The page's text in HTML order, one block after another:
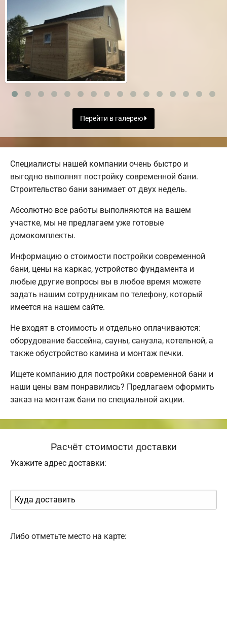
Перейти в галерею
Специалисты нашей компании очень быстро и
выгодно выполнят постройку современной бани.
Строительство бани занимает от двух недель.
Абсолютно все работы выполняются на вашем
участке, мы не предлагаем уже готовые
домокомплекты.
Информацию о стоимости постройки современной
бани, цены на каркас, устройство фундамента и
любые другие вопросы вы в любое время можете
задать нашим сотрудникам по телефону, который
имеется на нашем сайте.
Не входят в стоимость и отдельно оплачиваются:
оборудование бассейна, сауны, санузла, котельной, а
также обустройство камина и монтаж печки.
Ищете компанию для постройки современной бани и
наши цены вам понравились? Предлагаем оформить
заказ на монтаж бани по специальной акции.
Расчёт стоимости доставки
Укажите адрес доставки:
Либо отметьте место на карте: